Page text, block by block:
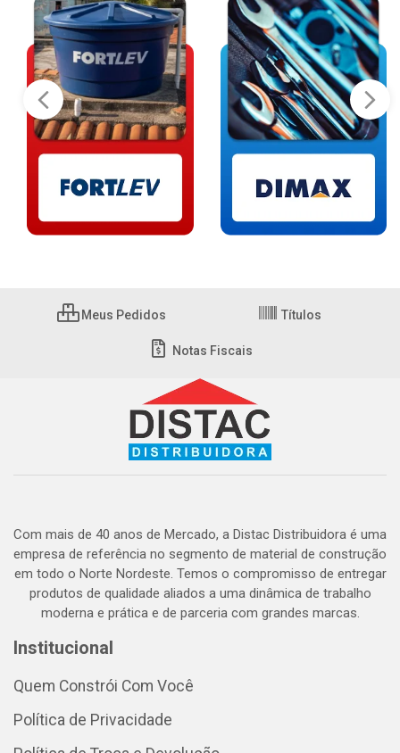
Meus Pedidos Títulos
Notas Fiscais
Com mais de 40 anos de Mercado, a Distac Distribuidora é uma
empresa de referência no segmento de material de construção
em todo o Norte Nordeste. Temos o compromisso de entregar
produtos de qualidade aliados a uma dinâmica de trabalho
moderna e prática e de parceria com grandes marcas.
Institucional
Quem Constrói Com Você
Política de Privacidade